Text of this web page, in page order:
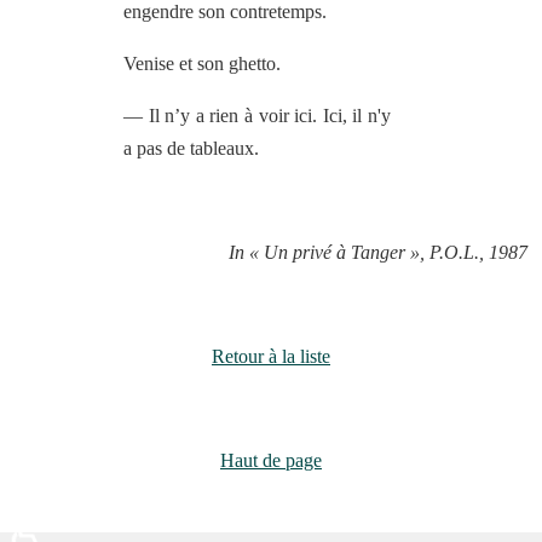
engendre son contretemps.
Venise et son ghetto.
— Il n’y a rien à voir ici. Ici, il n'y
a pas de tableaux.
In « Un privé à Tanger », P.O.L., 1987
Retour à la liste
Haut de page